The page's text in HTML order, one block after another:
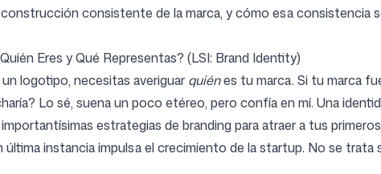
consistente de la marca, y cómo esa consistencia
Eres y Qué Representas? (LSI: Brand Identity)
logotipo, necesitas averiguar quiénes tu marca. Si tu marca
Lo sé, suena un poco etéreo, pero confía en mí. Una
estrategias de branding para atraer a tus
última instancia impulsa el crecimiento de la startup. No se